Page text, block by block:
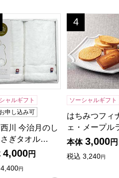
のカタログ】
タオルギフト[30WH]【贈りも
西川 今治月のしろうさぎタオ
ャルギフト
申し込み可
川 今治月のし
ぎタオル…
4,000円
4,400円
はちみつフィ
4
位
ソーシャルギフト
はちみつフィ
ェ・メープル
本体 3,000円
税込 3,240円